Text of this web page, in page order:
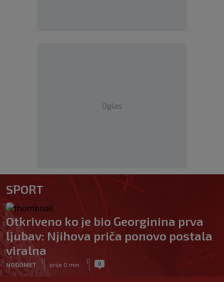
Oglas
SPORT
Otkriveno ko je bio Georginina prva
ljubav: Njihova priča ponovo postala
viralna
NOGOMET
|
prije 0 min.
| 0